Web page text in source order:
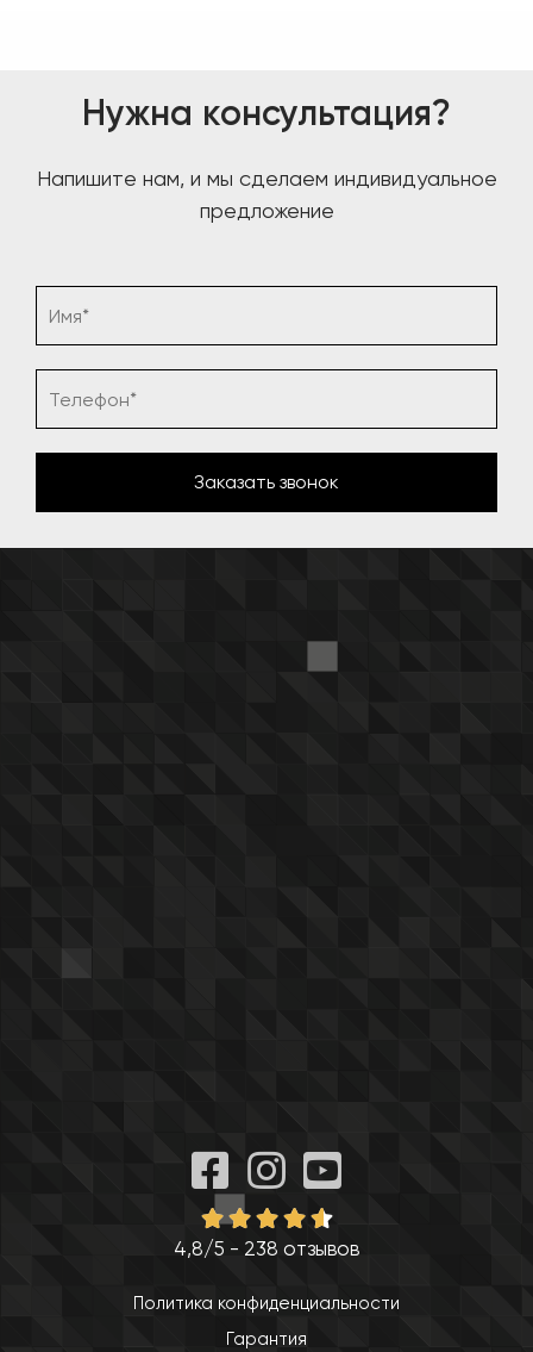
Нужна консультация?
Напишите нам, и мы сделаем индивидуальное
предложение
4,8/5 - 238 отзывов
Политика конфиденциальности
Гарантия